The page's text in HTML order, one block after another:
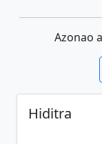
Azonao
Hiditra